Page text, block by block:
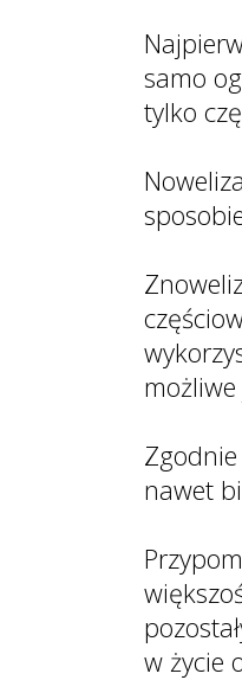
samo
tylko
nawet
w życie